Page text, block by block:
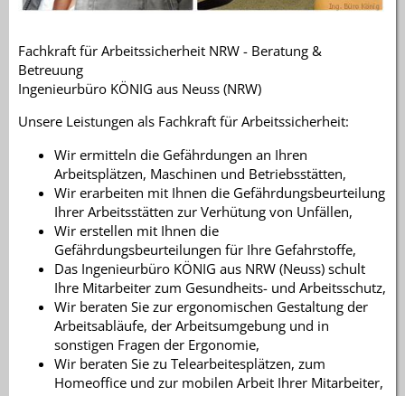
Fachkraft für Arbeitssicherheit NRW - Beratung &
Betreuung
Ingenieurbüro KÖNIG aus Neuss (NRW)
Unsere Leistungen als Fachkraft für Arbeitssicherheit:
Wir ermitteln die Gefährdungen an Ihren
Arbeitsplätzen, Maschinen und Betriebsstätten,
Wir erarbeiten mit Ihnen die Gefährdungsbeurteilung
Ihrer Arbeitsstätten zur Verhütung von Unfällen,
Wir erstellen mit Ihnen die
Gefährdungsbeurteilungen für Ihre Gefahrstoffe,
Das Ingenieurbüro KÖNIG aus NRW (Neuss) schult
Ihre Mitarbeiter zum Gesundheits- und Arbeitsschutz,
Wir beraten Sie zur ergonomischen Gestaltung der
Arbeitsabläufe, der Arbeitsumgebung und in
sonstigen Fragen der Ergonomie,
Wir beraten Sie zu Telearbeitesplätzen, zum
Homeoffice und zur mobilen Arbeit Ihrer Mitarbeiter,